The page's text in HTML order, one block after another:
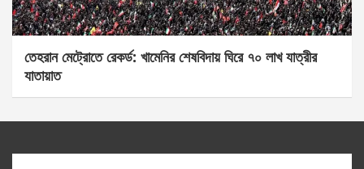
তেহরান মেট্রোতে রেকর্ড: খামেনির শেষবিদায় ঘিরে ৭০ লাখ যাত্রীর
যাতায়াত